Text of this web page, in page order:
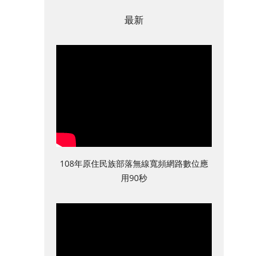
最新
108年原住民族部落無線寬頻網路數位應
用90秒